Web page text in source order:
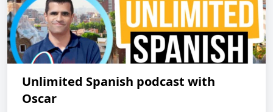
Unlimited Spanish podcast with
Oscar